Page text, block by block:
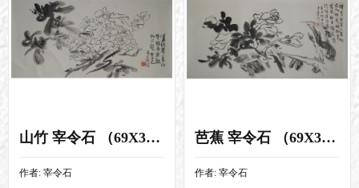
山竹 宰令石 （69X35）
作者: 宰令石
芭蕉 宰令石 （69X35）
作者: 宰令石